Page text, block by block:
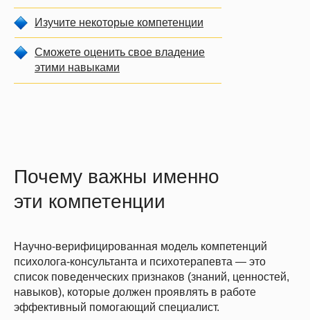
Изучите некоторые компетенции
Сможете оценить свое владение
этими навыками
Почему важны именно
эти компетенции
Научно-верифицированная модель компетенций
психолога-консультанта и психотерапевта — это
список поведенческих признаков (знаний, ценностей,
навыков), которые должен проявлять в работе
эффективный помогающий специалист.